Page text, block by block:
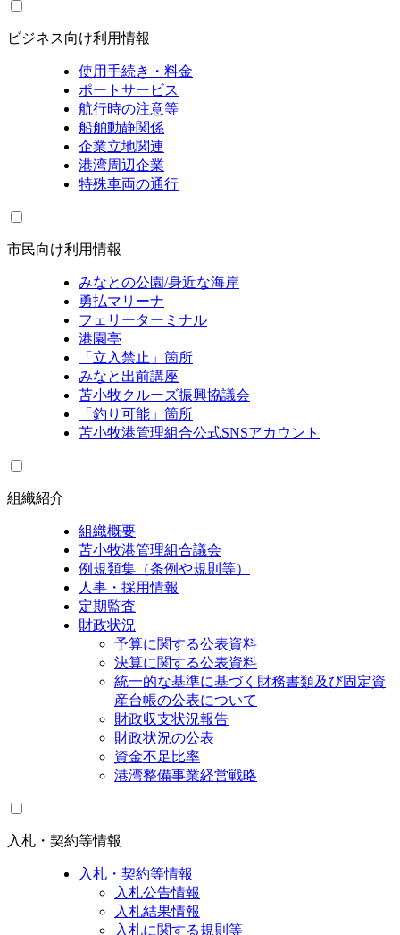
ビジネス向け利用情報
使用手続き・料金
ポートサービス
航行時の注意等
船舶動静関係
企業立地関連
港湾周辺企業
特殊車両の通行
市民向け利用情報
みなとの公園/身近な海岸
勇払マリーナ
フェリーターミナル
港園亭
「立入禁止」箇所
みなと出前講座
苫小牧クルーズ振興協議会
「釣り可能」箇所
苫小牧港管理組合公式SNSアカウント
組織紹介
組織概要
苫小牧港管理組合議会
例規類集（条例や規則等）
人事・採用情報
定期監査
財政状況
予算に関する公表資料
決算に関する公表資料
統一的な基準に基づく財務書類及び固定資
産台帳の公表について
財政収支状況報告
財政状況の公表
資金不足比率
港湾整備事業経営戦略
入札・契約等情報
入札・契約等情報
入札公告情報
入札結果情報
入札に関する規則等